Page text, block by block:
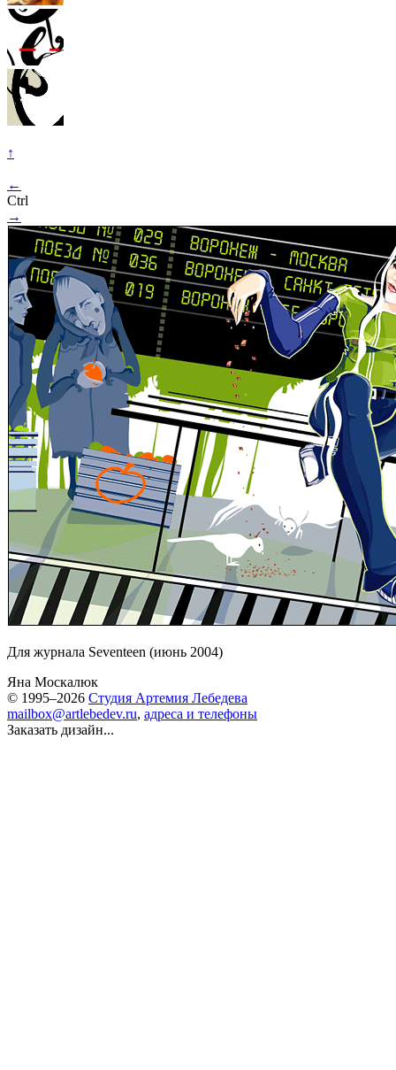
↑
←
Ctrl
→
Для журнала Seventeen (июнь 2004)
Яна Москалюк
© 1995–2026 Студия Артемия Лебедева
mailbox@artlebedev.ru, адреса и телефоны
Заказать дизайн...